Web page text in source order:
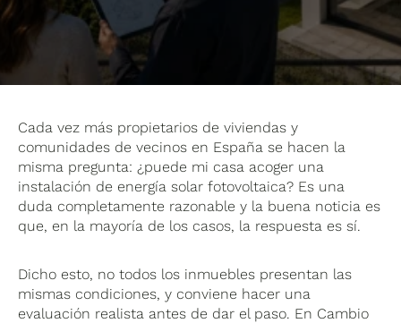
Cada vez más propietarios de viviendas y
comunidades de vecinos en España se hacen la
misma pregunta: ¿puede mi casa acoger una
instalación de energía solar fotovoltaica? Es una
duda completamente razonable y la buena noticia es
que, en la mayoría de los casos, la respuesta es sí.
Dicho esto, no todos los inmuebles presentan las
mismas condiciones, y conviene hacer una
evaluación realista antes de dar el paso. En Cambio